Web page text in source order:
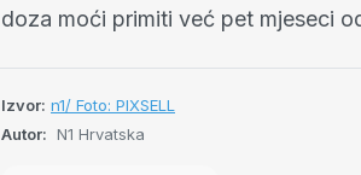
doza moći primiti već pet mjeseci
Izvor: n1/ Foto: PIXSELL
Autor: N1 Hrvatska